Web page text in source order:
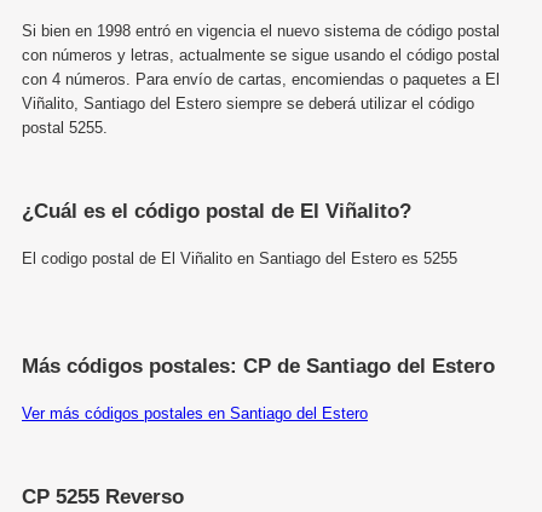
Si bien en 1998 entró en vigencia el nuevo sistema de código postal
con números y letras, actualmente se sigue usando el código postal
con 4 números. Para envío de cartas, encomiendas o paquetes a El
Viñalito, Santiago del Estero siempre se deberá utilizar el código
postal 5255.
¿Cuál es el código postal de El Viñalito?
El codigo postal de El Viñalito en Santiago del Estero es 5255
Más códigos postales: CP de Santiago del Estero
Ver más códigos postales en Santiago del Estero
CP 5255 Reverso